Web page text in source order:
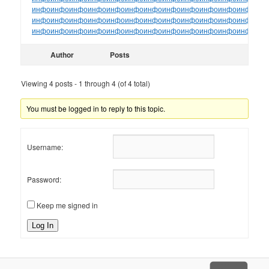
инфоинфоинфоинфоинфоинфоинфоинфоинфоинфоинфоинфо
инфоинфоинфоинфоинфоинфоинфоинфоинфоинфоинфоинфо
инфоинфоинфоинфоинфоинфоинфоинфоинфоинфоинфоинфо
Author Posts
Viewing 4 posts - 1 through 4 (of 4 total)
You must be logged in to reply to this topic.
Username:
Password:
Keep me signed in
Log In